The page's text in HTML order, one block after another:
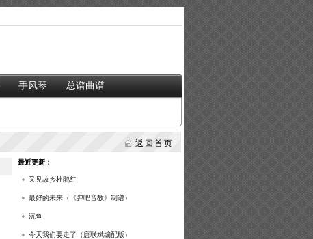
手风琴 总谱曲谱
返回首页
最近更新：
又见故乡杜鹃红
最好的未来（《弹吧音教》制谱）
沉鱼
今天我们要走了（唐联斌编配版）